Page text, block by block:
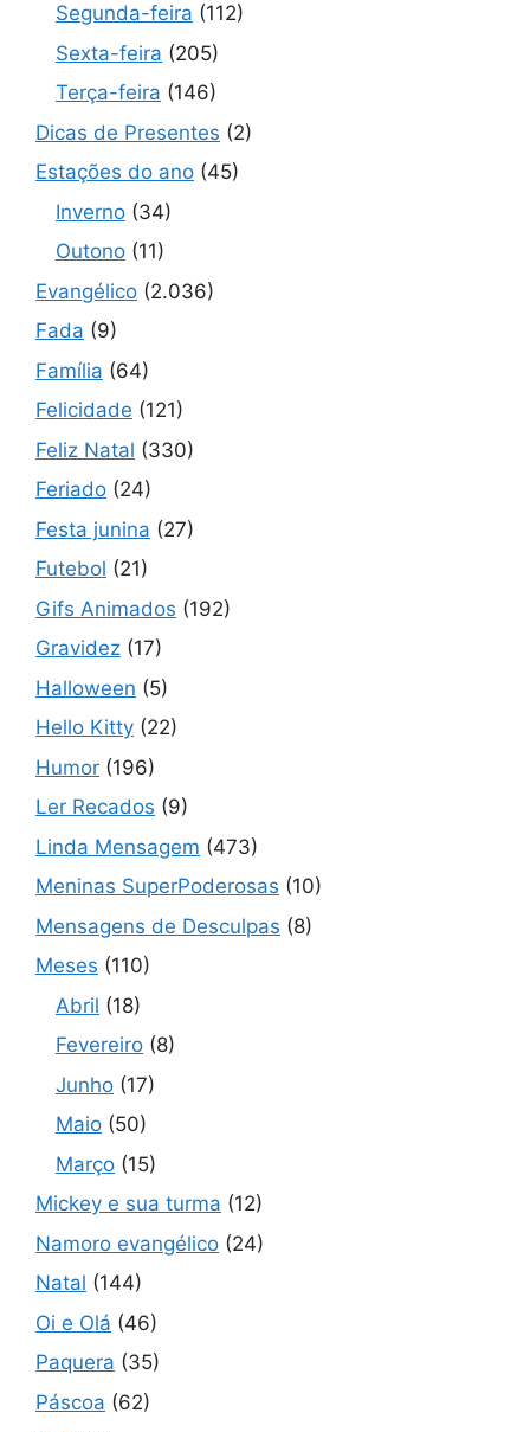
Segunda-feira (112)
Sexta-feira (205)
Terça-feira (146)
Dicas de Presentes (2)
Estações do ano (45)
Inverno (34)
Outono (11)
Evangélico (2.036)
Fada (9)
Família (64)
Felicidade (121)
Feliz Natal (330)
Feriado (24)
Festa junina (27)
Futebol (21)
Gifs Animados (192)
Gravidez (17)
Halloween (5)
Hello Kitty (22)
Humor (196)
Ler Recados (9)
Linda Mensagem (473)
Meninas SuperPoderosas (10)
Mensagens de Desculpas (8)
Meses (110)
Abril (18)
Fevereiro (8)
Junho (17)
Maio (50)
Março (15)
Mickey e sua turma (12)
Namoro evangélico (24)
Natal (144)
Oi e Olá (46)
Paquera (35)
Páscoa (62)